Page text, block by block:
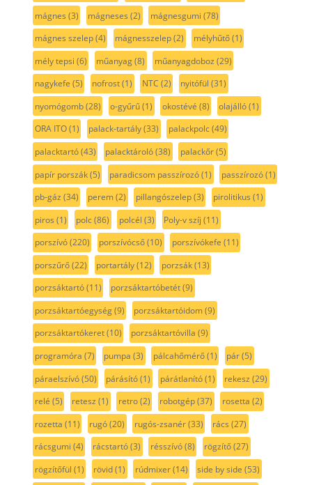
mágnes (3) mágneses (2) mágnesgumi (78)
mágnes szelep(4) mágnesszelep(2) mélyhűtő(1)
mély tepsi (6) műanyag(8) műanyagdoboz (29)
nagykefe (5) nofrost(1) NTC (2) nyitófül (31)
nyomógomb(28) o-gyűrű(1) okostévé (8) olajálló(1)
ORA ITO(1) palack-tartály(33) palackpolc(49)
palacktartó(43) palacktároló(38) palackőr(5)
papír porszák(5) paradicsom passzírozó(1) passzírozó(1)
pb-gáz (34) perem(2) pillangószelep(3) pirolitikus (1)
piros (1) polc(86) polcél (3) Poly-v szíj (11)
porszívó(220) porszívócső(10) porszívókefe (11)
porszűrő(22) portartály(12) porzsák(13)
porzsáktartó(11) porzsáktartóbetét(9)
porzsáktartóegység(9) porzsáktartóidom(9)
porzsáktartókeret(10) porzsáktartóvilla (9)
programóra (7) pumpa (3) pálcahőmérő(1) pár(5)
páraelszívó(50) párásító(1) párátlanító(1) rekesz (29)
relé (5) retesz (1) retro(2) robotgép(37) rosetta (2)
rozetta (11) rugó(20) rugós-zsanér(33) rács (27)
rácsgumi (4) rácstartó(3) résszívó(8) rögzítő(27)
rögzítőfül (1) rövid(1) rúdmixer(14) side by side (53)